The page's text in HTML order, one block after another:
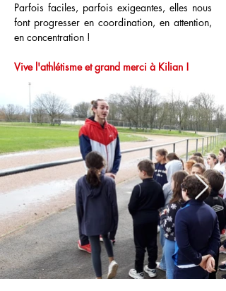
Parfois faciles, parfois exigeantes, elles nous
font progresser en coordination, en attention,
en concentration !
Vive l'athlétisme et grand merci à Kilian !